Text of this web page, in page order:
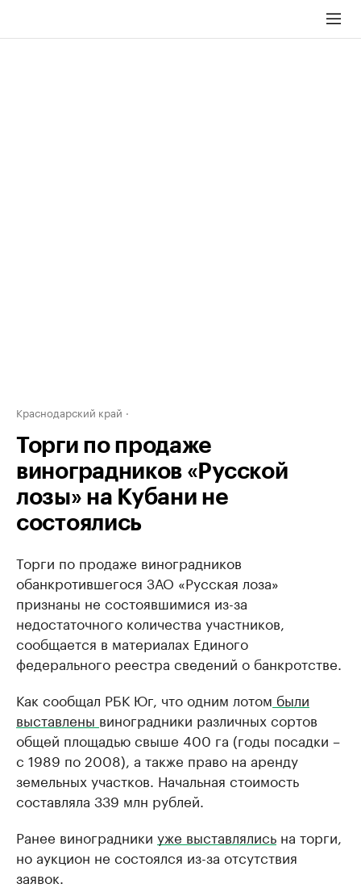
Краснодарский край
Торги по продаже
виноградников «Русской
лозы» на Кубани не
состоялись
Торги по продаже виноградников
обанкротившегося ЗАО «Русская лоза»
признаны не состоявшимися из-за
недостаточного количества участников,
сообщается в материалах Единого
федерального реестра сведений о банкротстве.
Как сообщал РБК Юг, что одним лотом были
выставлены виноградники различных сортов
общей площадью свыше 400 га (годы посадки –
с 1989 по 2008), а также право на аренду
земельных участков. Начальная стоимость
составляла 339 млн рублей.
Ранее виноградники уже выставлялись на торги,
но аукцион не состоялся из-за отсутствия
заявок.